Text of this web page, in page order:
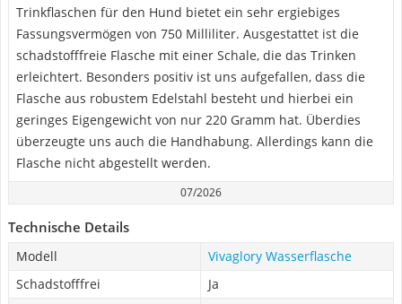
Trinkflaschen für den Hund bietet ein sehr ergiebiges
Fassungsvermögen von 750 Milliliter. Ausgestattet ist die
schadstofffreie Flasche mit einer Schale, die das Trinken
erleichtert. Besonders positiv ist uns aufgefallen, dass die
Flasche aus robustem Edelstahl besteht und hierbei ein
geringes Eigengewicht von nur 220 Gramm hat. Überdies
überzeugte uns auch die Handhabung. Allerdings kann die
Flasche nicht abgestellt werden.
07/2026
Technische Details
Modell
Vivaglory Wasserflasche
Schadstofffrei
Ja